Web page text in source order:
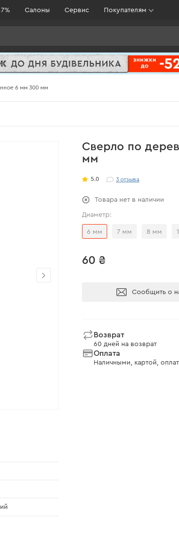
Салоны Сервис Покупателям
6 мм 300 мм
Сверло по
мм
5.0 3отзыва
Товара нет в наличии
Диаметр:
6 мм 7 мм 8 мм
60 ₴
Сообщить о
Возврат
60 дней на возврат
Оплата
Наличными, картой,